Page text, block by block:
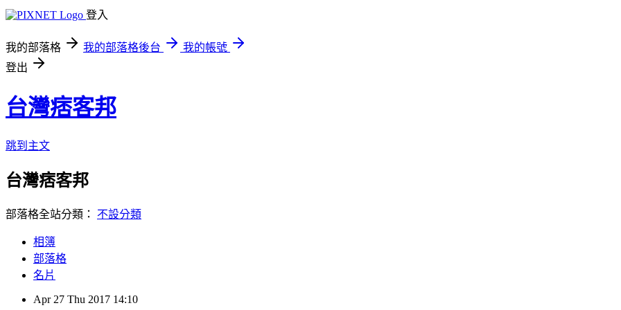
登入
我的部落格 我的部落格後台
我的帳號
登出
台灣痞客邦
跳到主文
台灣痞客邦
部落格全站分類： 不設分類
相簿
部落格
名片
Apr 27 Thu 2017 14:10